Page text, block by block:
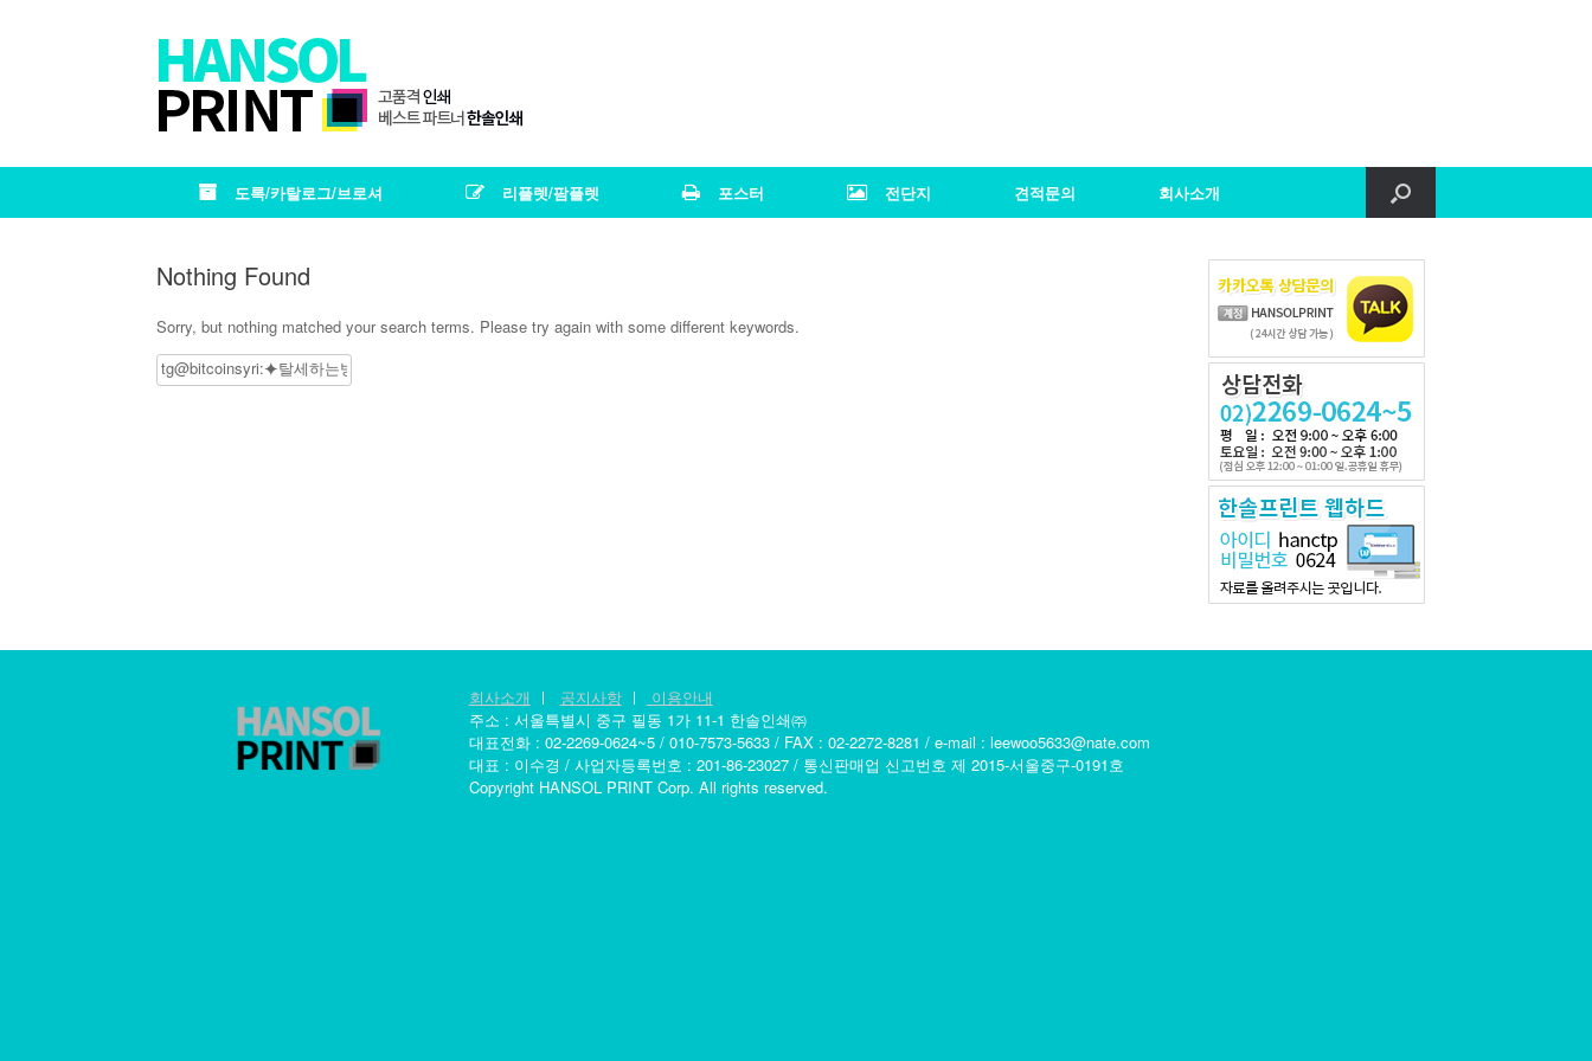
도록/카탈로그/브로셔 리플렛/팜플렛 포스터 전단지 견적문의 회사소개
Nothing Found
Sorry, but nothing matched your search terms. Please try again with some different keywords.
Search
회사소개 ㅣ 공지사항ㅣ
이용안내
주소 : 서울특별시 중구 필동 1가 11-1 한솔인쇄㈜
대표전화 : 02-2269-0624~5 / 010-7573-5633 / FAX : 02-2272-8281 / e-mail : leewoo5633@nate.com
대표 : 이수경 / 사업자등록번호 : 201-86-23027 / 통신판매업 신고번호 제 2015-서울중구-0191호
Copyright HANSOL PRINT Corp. All rights reserved.